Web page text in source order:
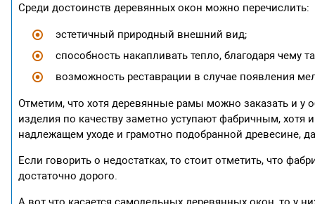
Среди достоинств деревянных окон можно перечислить:
эстетичный природный внешний вид;
способность накапливать тепло, благодаря чему
возможность реставрации в случае появления
Отметим, что хотя деревянные рамы можно заказать и у
изделия по качеству заметно уступают фабричным,
надлежащем уходе и грамотно подобранной древесине,
Если говорить о недостатках, то стоит отметить, что
достаточно дорого.